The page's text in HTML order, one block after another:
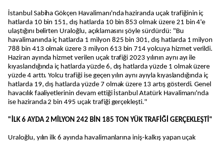
İstanbul Sabiha Gökçen Havalimanı'nda haziranda uçak trafiğinin iç
hatlarda 10 bin 151, dış hatlarda 10 bin 853 olmak üzere 21 bin 4'e
ulaştığını belirten Uraloğlu, açıklamasını şöyle sürdürdü: "Bu
havalimanında iç hatlarda 1 milyon 825 bin 301, dış hatlarda 1 milyon
788 bin 413 olmak üzere 3 milyon 613 bin 714 yolcuya hizmet verildi.
Haziran ayında hizmet verilen uçak trafiği 2023 yılının aynı ayı ile
kıyaslandığında iç hatlarda yüzde 6, dış hatlarda yüzde 1 olmak üzere
yüzde 4 arttı. Yolcu trafiği ise geçen yılın aynı ayıyla kıyaslandığında iç
hatlarda 19, dış hatlarda yüzde 7 olmak üzere 13 artış gösterdi. Genel
havacılık faaliyetlerinin devam ettiği İstanbul Atatürk Havalimanı'nda
ise haziranda 2 bin 495 uçak trafiği gerçekleşti."
"İLK 6 AYDA 2 MİLYON 242 BİN 185 TON YÜK TRAFİĞİ GERÇEKLEŞTİ"
Uraloğlu, yılın ilk 6 ayında havalimanlarına iniş-kalkış yapan uçak